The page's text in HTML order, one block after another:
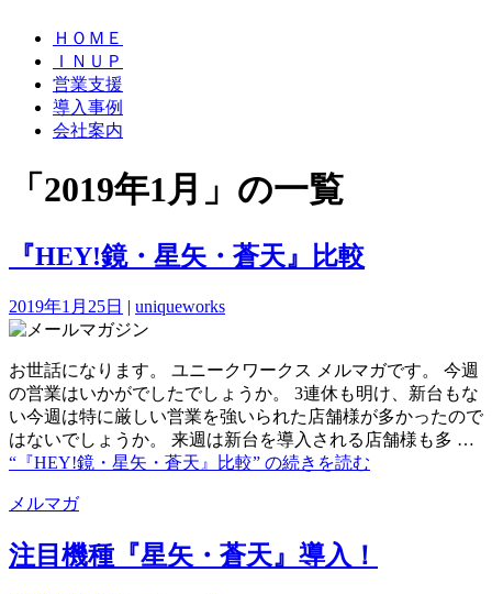
ＨＯＭＥ
ＩＮＵＰ
営業支援
導入事例
会社案内
「2019年1月」の一覧
『HEY!鏡・星矢・蒼天』比較
2019年1月25日 | uniqueworks
お世話になります。 ユニークワークス メルマガです。 今週
の営業はいかがでしたでしょうか。 3連休も明け、新台もな
い今週は特に厳しい営業を強いられた店舗様が多かったので
はないでしょうか。 来週は新台を導入される店舗様も多 …
“『HEY!鏡・星矢・蒼天』比較” の続きを読む
メルマガ
注目機種『星矢・蒼天』導入！